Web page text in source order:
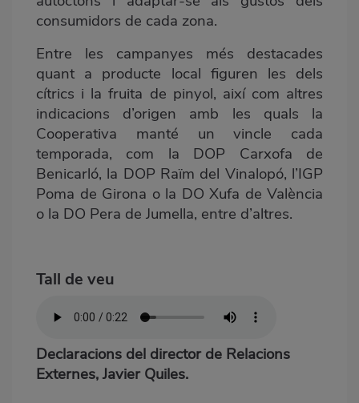
consumidors de cada zona.
Entre les campanyes més destacades
quant a producte local figuren les dels
cítrics i la fruita de pinyol, així com altres
indicacions d’origen amb les quals la
Cooperativa manté un vincle cada
temporada, com la DOP Carxofa de
Benicarló, la DOP Raïm del Vinalopó, l’IGP
Poma de Girona o la DO Xufa de València
o la DO Pera de Jumella, entre d’altres.
Tall de veu
Declaracions del director de Relacions
Externes, Javier Quiles.